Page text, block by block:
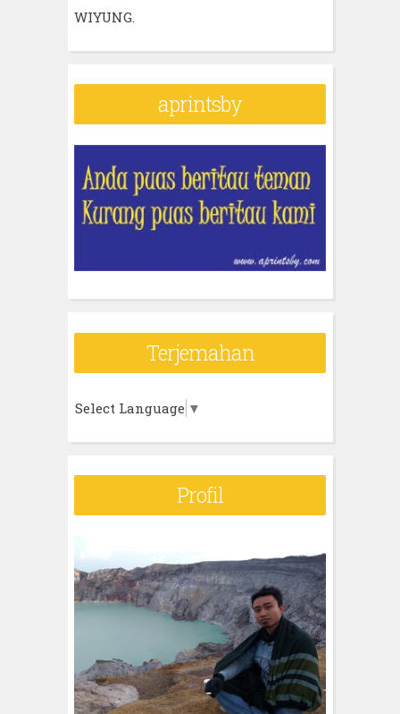
WIYUNG.
aprintsby
Terjemahan
Select Language ▼
Profil